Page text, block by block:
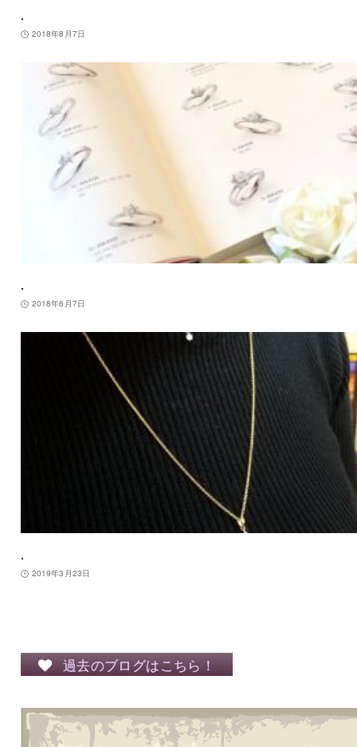
.
2018年8月7日
.
2018年6月7日
.
2019年3月23日
過去のブログはこちら！